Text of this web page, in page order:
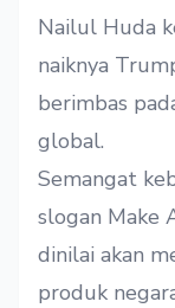
Nailul Huda
naiknya
berimbas
global.
Semangat
slogan Make
dinilai akan
produk